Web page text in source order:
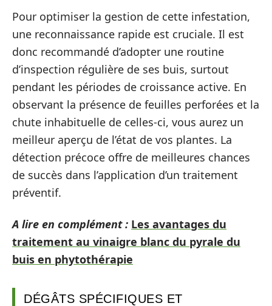
Pour optimiser la gestion de cette infestation,
une reconnaissance rapide est cruciale. Il est
donc recommandé d’adopter une routine
d’inspection régulière de ses buis, surtout
pendant les périodes de croissance active. En
observant la présence de feuilles perforées et la
chute inhabituelle de celles-ci, vous aurez un
meilleur aperçu de l’état de vos plantes. La
détection précoce offre de meilleures chances
de succès dans l’application d’un traitement
préventif.
A lire en complément : Les avantages du
traitement au vinaigre blanc du pyrale du
buis en phytothérapie
DÉGÂTS SPÉCIFIQUES ET